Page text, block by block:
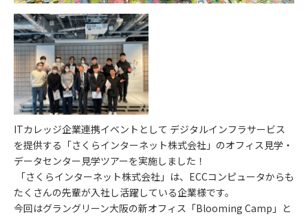
ITカレッジ企業連携イベントとして デジタルインフラサービス
を提供する「さくらインターネット株式会社」のオフィス見学・
データセンター見学ツアーを実施しました！
「さくらインターネット株式会社」は、ECCコンピュータからも
たくさんの先輩が入社し活躍している企業様です。
今回はグラングリーン大阪の新オフィス「Blooming Camp」と